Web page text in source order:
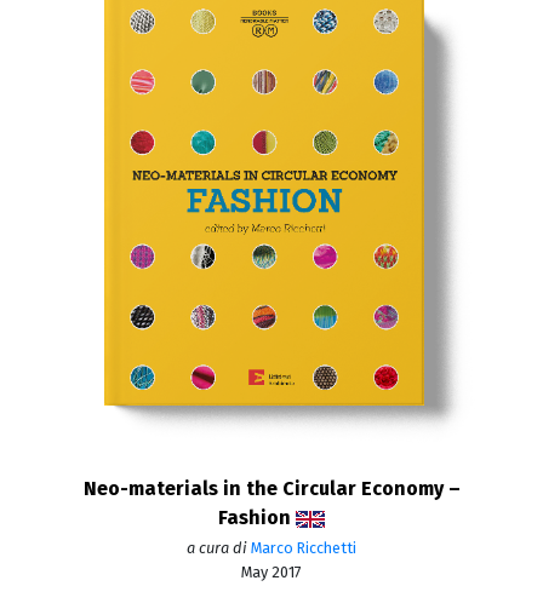
Neo-materials in the Circular Economy –
Fashion
a cura di Marco Ricchetti
May 2017